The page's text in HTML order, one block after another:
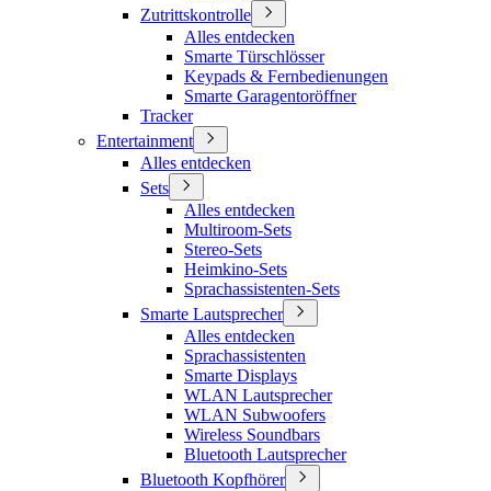
Zutrittskontrolle
Alles entdecken
Smarte Türschlösser
Keypads & Fernbedienungen
Smarte Garagentoröffner
Tracker
Entertainment
Alles entdecken
Sets
Alles entdecken
Multiroom-Sets
Stereo-Sets
Heimkino-Sets
Sprachassistenten-Sets
Smarte Lautsprecher
Alles entdecken
Sprachassistenten
Smarte Displays
WLAN Lautsprecher
WLAN Subwoofers
Wireless Soundbars
Bluetooth Lautsprecher
Bluetooth Kopfhörer